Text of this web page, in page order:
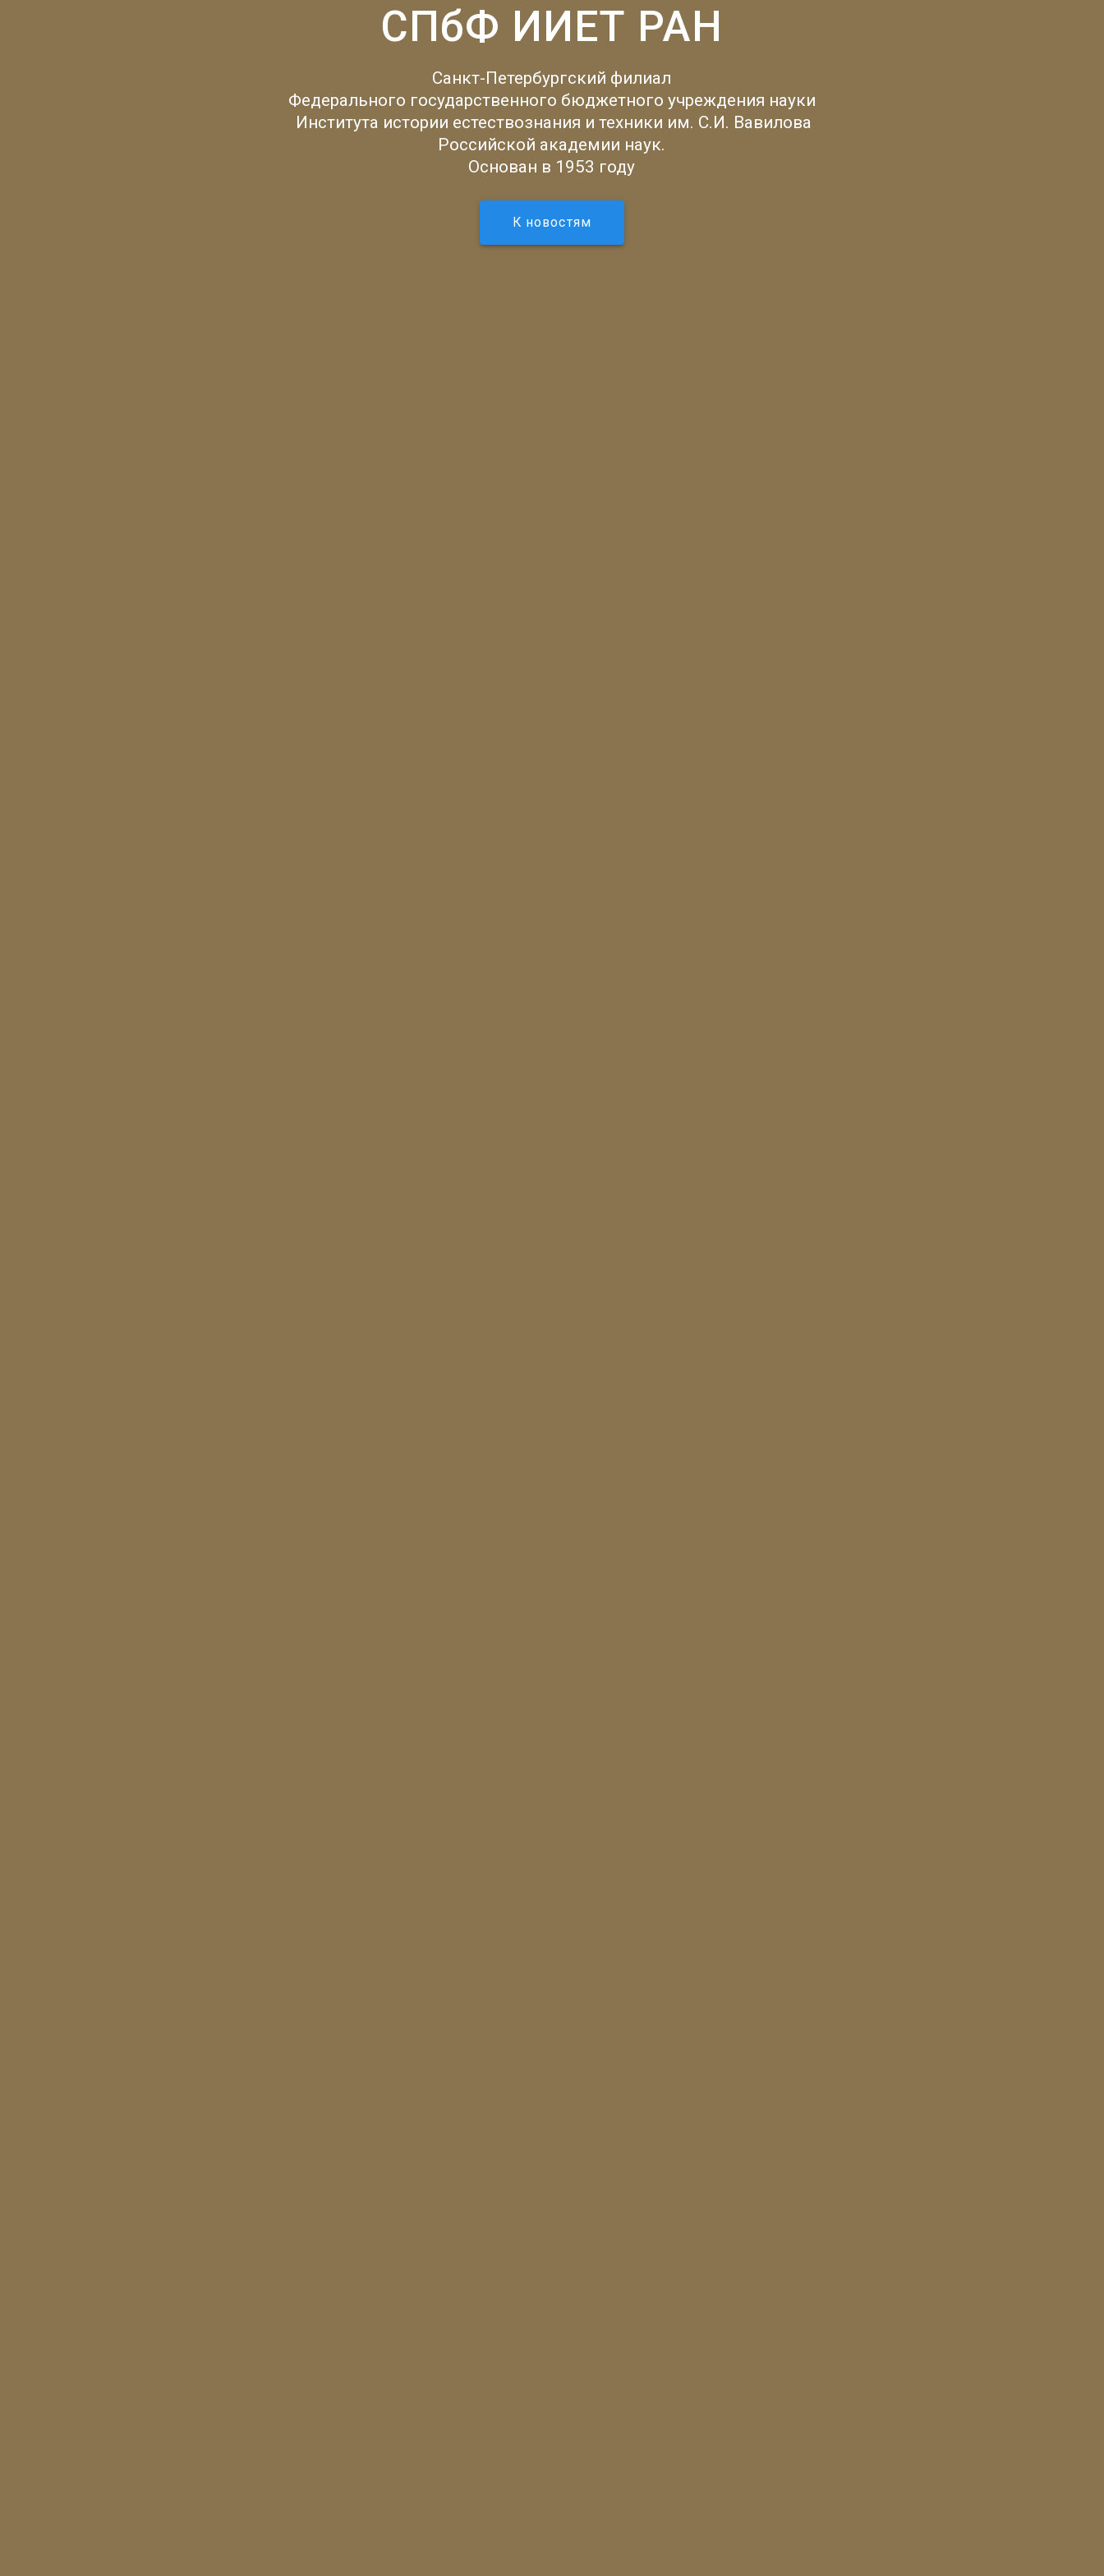
СПбФ ИИЕТ РАН
Санкт-Петербургский филиал
Федерального государственного бюджетного учреждения науки
Института истории естествознания и техники им. С.И. Вавилова
Российской академии наук.
Основан в 1953 году
К новостям